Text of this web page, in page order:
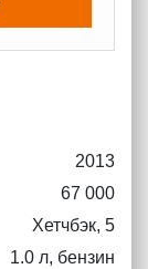
2013
67 000
Хетчбэк, 5
1.0 л, бензин